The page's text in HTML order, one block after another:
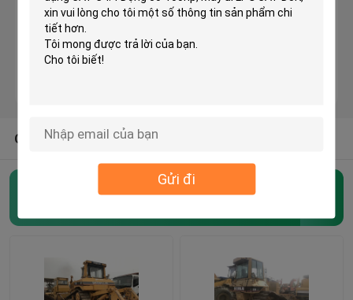
Gửi đi
KOMATSU Bulldozer đã qua sử dụng
Máy xúc CAT đã qua sử dụng
Máy xúc CAT đã qua sử dụng
Trình tải KOMATSU đã sử dụng
CÁC LOẠI KHÁC TỪ CHÚNG TÔI
Crawler Bulldozer đã qua sử dụng (45)